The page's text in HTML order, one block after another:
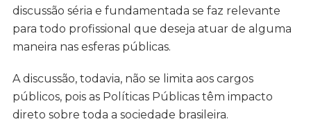
discussão séria e fundamentada se faz relevante
para todo profissional que deseja atuar de alguma
maneira nas esferas públicas.
A discussão, todavia, não se limita aos cargos
públicos, pois as Políticas Públicas têm impacto
direto sobre toda a sociedade brasileira.